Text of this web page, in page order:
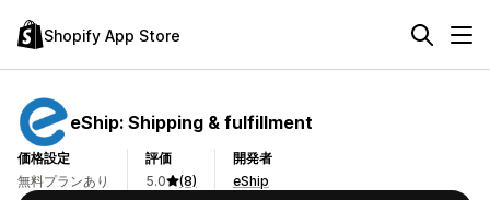
Shopify App Store
eShip: Shipping & fulfillment
価格設定
無料プランあり
評価
5.0
(8)
開発者
eShip